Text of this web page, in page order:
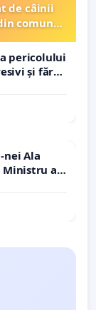
de câinii
comuna
pericolului
și fără
nei Ala
Ministru al